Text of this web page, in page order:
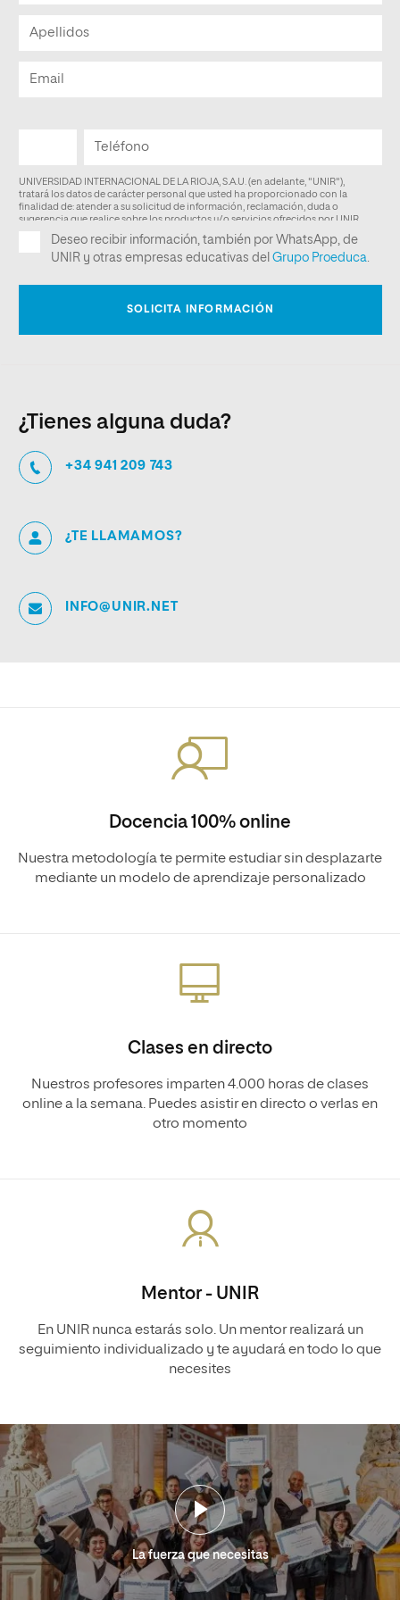
¿Tienes alguna duda?
+34 941 209 743
¿TE LLAMAMOS?
INFO@UNIR.NET
Docencia 100% online
Nuestra metodología te permite estudiar sin desplazarte
mediante un modelo de aprendizaje personalizado
Clases en directo
Nuestros profesores imparten 4.000 horas de clases
online a la semana. Puedes asistir en directo o verlas en
otro momento
Mentor - UNIR
En UNIR nunca estarás solo. Un mentor realizará un
seguimiento individualizado y te ayudará en todo lo que
necesites
La fuerza que necesitas